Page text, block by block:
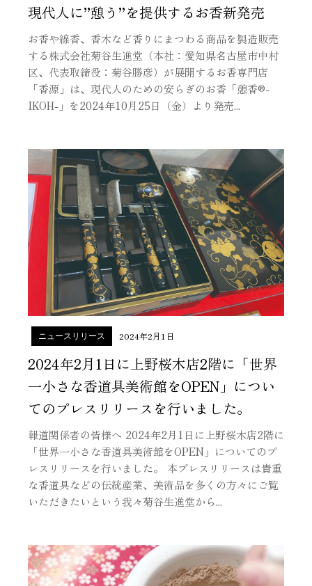
現代人に”憩う”を提供するお香新発売
お香や線香、香木など香りにまつわる商品を製造販売
する株式会社菊谷生進堂（本社：愛知県名古屋市中村
区、代表取締役：菊谷勝彦）が展開するお香専門店
「香源」は、現代人のための安らぎのお香「憩香®-
IKOH-」を2024年10月25日（金）より発売...
2024年2月1日
ニュースリリース
2024年2月1日に上野桜木店2階に「世界
一小さな香道具美術館をOPEN」につい
てのプレスリリースを行いました。
報道関係者の皆様へ 2024年2月1日に上野桜木店2階に
「世界一小さな香道具美術館をOPEN」についてのプ
レスリリースを行いました。 本プレスリリースは貴重
な香道具などの伝統産業、美術品を多くの方々にご覧
いただきたいという我々菊谷生進堂から...